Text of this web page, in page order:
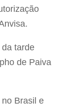
tarde
de Paiva
no Brasil e